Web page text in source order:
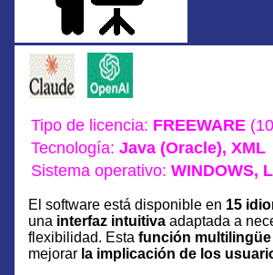
Tipo de licencia: FREEWARE
Tecnología: Java (Oracle), XML
Sistema operativo: WINDOWS,
El software está disponible en 15
una interfaz intuitiva adaptada a
flexibilidad. Esta función multilingüe
mejorar la implicación de los